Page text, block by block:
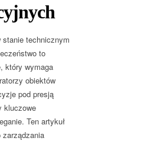
stanie technicznym
to
który wymaga
obiektów
pod presją
kluczowe
Ten artykuł
zarządzania